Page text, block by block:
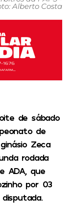
Alberto Costa
de sábado
de
Zeca
rodada
ADA, que
por 03